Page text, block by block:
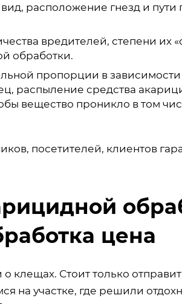
расположение гнезд и
вредителей, степени их
обработки.
пропорции в
распыление средства
вещество проникло в том
посетителей, клиентов
цена
клещах. Стоит только
на участке, где решили